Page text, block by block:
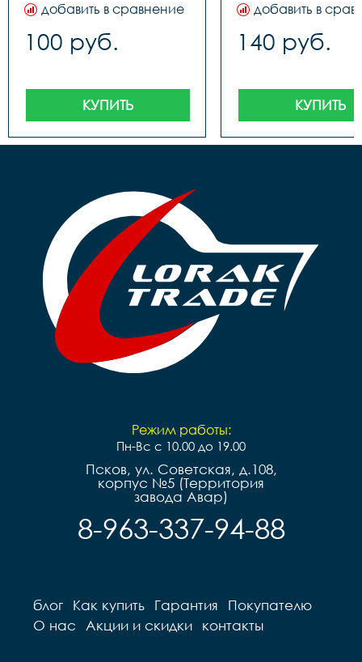
добавить в сравнение
100 руб.
КУПИТЬ
добавить в
140 руб.
КУПИТЬ
Режим работы:
Пн-Вс с 10.00 до 19.00
Псков, ул. Советская, д.108,
корпус №5 (Территория
завода Авар)
8-963-337-94-88
блог Как купить Гарантия
Покупателю
О нас
Акции и скидки контакты